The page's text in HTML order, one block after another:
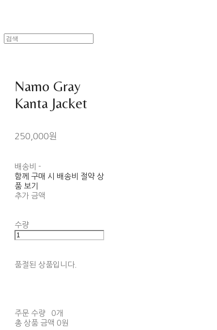
Namo Gray
Kanta Jacket
250,000원
배송비 -
함께 구매 시 배송비 절약 상
품 보기
추가 금액
수량
품절된 상품입니다.
주문 수량
0개
총 상품 금액 0원